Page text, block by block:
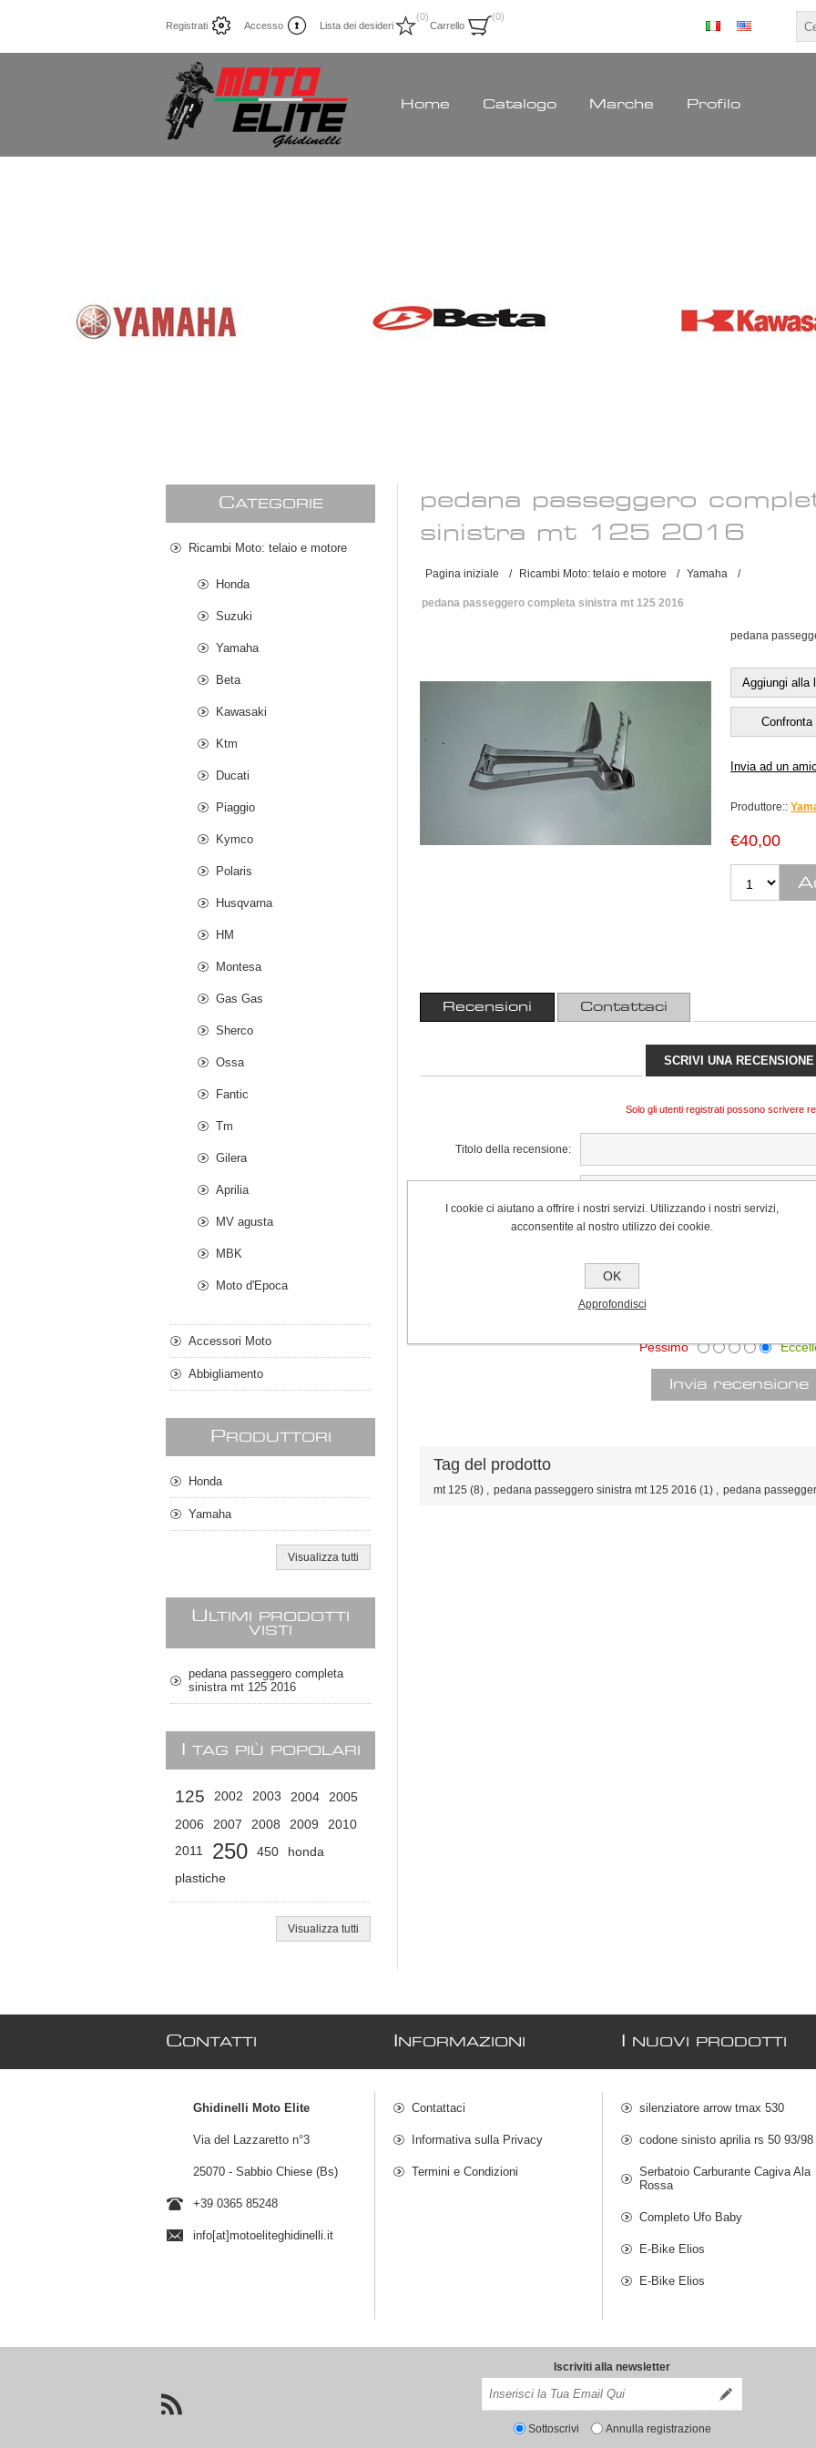
Registrati Accesso Lista dei desideri
(0)
Carrello
(0)
Home Catalogo Marche Profilo
pedana passeggero
sinistra mt 125 2016
Pagina iniziale / Ricambi Moto: telaio e motore / Yamaha /
pedana passeggero completa sinistra mt 125 2016
pedana
Produttore::
€40,00
Recensioni Contattaci
SCRIVI UNA RECENSIONE
Solo gli utenti registrati possono scrivere
Titolo della recensione:
Pessimo
Tag del prodotto
mt 125 (8) , pedana passeggero sinistra mt 125 2016 (1) , pedana
CATEGORIE
Ricambi Moto: telaio e motore
Honda
Suzuki
Yamaha
Beta
Kawasaki
Ktm
Ducati
Piaggio
Kymco
Polaris
Husqvarna
HM
Montesa
Gas Gas
Sherco
Ossa
Fantic
Tm
Gilera
Aprilia
MV agusta
MBK
Moto d'Epoca
Accessori Moto
Abbigliamento
P RODUTTORI
Honda
Yamaha
Visualizza tutti
U LTIMI PRODOTTI
VISTI
pedana passeggero completa
sinistra mt 125 2016
TAG PIÙ POPOLARI
125 2002 2003 2004
2005
2006
2007 2008 2009 2010
2011 250 450 honda
plastiche
Visualizza tutti
CONTATTI
Ghidinelli Moto Elite
Via del Lazzaretto n°3
25070 - Sabbio Chiese (Bs)
+39 0365 85248
info[at]motoeliteghidinelli.it
NFORMAZIONI
Contattaci
Informativa sulla Privacy
Termini e Condizioni
NUOVI PRODOTTI
silenziatore arrow tmax 530
codone sinisto aprilia rs 50 93/98
Serbatoio Carburante Cagiva Ala
Rossa
Completo Ufo Baby
E-Bike Elios
E-Bike Elios
Iscriviti alla newsletter
Sottoscrivi Annulla registrazione
I cookie ci aiutano a offrire i nostri servizi. Utilizzando i nostri servizi,
acconsentite al nostro utilizzo dei cookie.
OK
Approfondisci